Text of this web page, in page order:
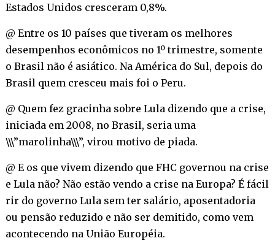
Estados Unidos cresceram 0,8%.
@ Entre os 10 países que tiveram os melhores
desempenhos econômicos no 1º trimestre, somente
o Brasil não é asiático. Na América do Sul, depois do
Brasil quem cresceu mais foi o Peru.
@ Quem fez gracinha sobre Lula dizendo que a crise,
iniciada em 2008, no Brasil, seria uma
\\\”marolinha\\\”, virou motivo de piada.
@ E os que vivem dizendo que FHC governou na crise
e Lula não? Não estão vendo a crise na Europa? É fácil
rir do governo Lula sem ter salário, aposentadoria
ou pensão reduzido e não ser demitido, como vem
acontecendo na União Européia.